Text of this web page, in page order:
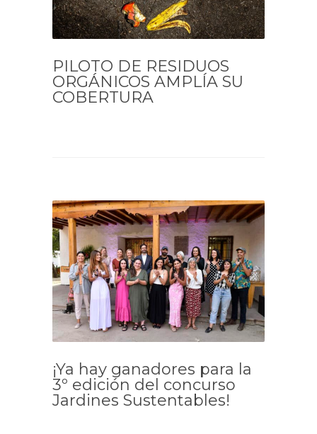
PILOTO DE RESIDUOS
ORGÁNICOS AMPLÍA SU
COBERTURA
¡Ya hay ganadores para la
3º edición del concurso
Jardines Sustentables!